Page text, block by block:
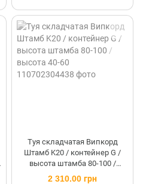
Туя складчатая Випкорд
Штамб K20 / контейнер G /
высота штамба 80-100 /
высота 40-60
2 310.00 грн